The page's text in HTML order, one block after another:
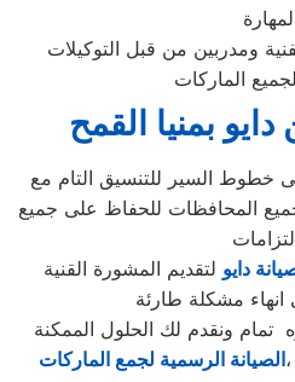
الماركات
بمنيا القمح
خطوط السير للتنسيق التام مع
المحافظات للحفاظ على جميع
دايو لتقديم المشورة القنية
مشكلة طارئة
ونقدم لك الحلول الممكنة
الصيانة الرسمية لجمع الماركات